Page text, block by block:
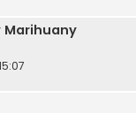
Marihuany